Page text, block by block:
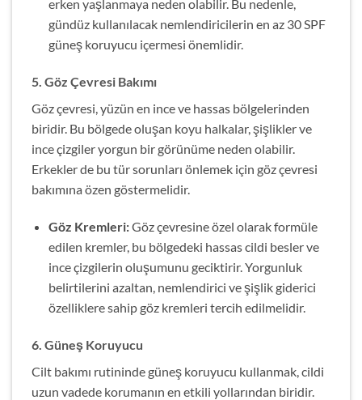
erken yaşlanmaya neden olabilir. Bu nedenle,
gündüz kullanılacak nemlendiricilerin en az 30 SPF
güneş koruyucu içermesi önemlidir.
5. Göz Çevresi Bakımı
Göz çevresi, yüzün en ince ve hassas bölgelerinden
biridir. Bu bölgede oluşan koyu halkalar, şişlikler ve
ince çizgiler yorgun bir görünüme neden olabilir.
Erkekler de bu tür sorunları önlemek için göz çevresi
bakımına özen göstermelidir.
Göz Kremleri:Göz çevresine özel olarak formüle
edilen kremler, bu bölgedeki hassas cildi besler ve
ince çizgilerin oluşumunu geciktirir. Yorgunluk
belirtilerini azaltan, nemlendirici ve şişlik giderici
özelliklere sahip göz kremleri tercih edilmelidir.
6. Güneş Koruyucu
Cilt bakımı rutininde güneş koruyucu kullanmak, cildi
uzun vadede korumanın en etkili yollarından biridir.